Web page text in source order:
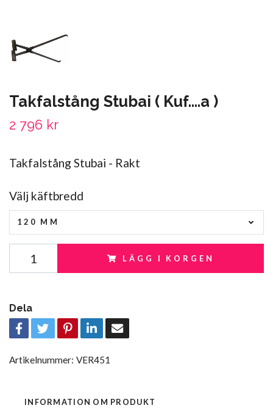
Takfalstång Stubai ( Kuf....a )
2 796 kr
Takfalstång Stubai - Rakt
Välj käftbredd
120 MM
LÄGG I KORGEN
Dela
Artikelnummer: VER451
INFORMATION OM PRODUKT